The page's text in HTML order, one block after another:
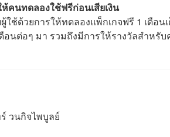
ห้คนทดลองใช้ฟรีก่อนเสียเงิน
ใช้ด้วยการให้ทดลองแพ็กเกจฟรี 1 เดื
ดือนต่อๆ มา รวมถึงมีการให้รางวัลสำห
วนกิจไพบูลย์